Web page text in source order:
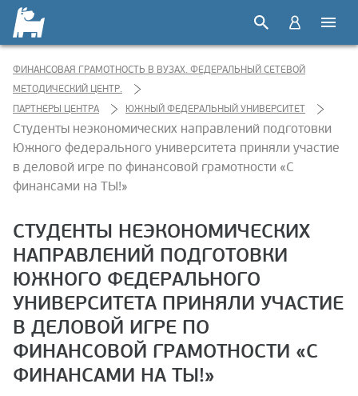
ФИНАНСОВАЯ ГРАМОТНОСТЬ В ВУЗАХ. ФЕДЕРАЛЬНЫЙ СЕТЕВОЙ
МЕТОДИЧЕСКИЙ ЦЕНТР.
ПАРТНЕРЫ ЦЕНТРА
ЮЖНЫЙ ФЕДЕРАЛЬНЫЙ УНИВЕРСИТЕТ
Студенты неэкономических направлений подготовки
Южного федерального университета приняли участие
в деловой игре по финансовой грамотности «С
финансами на ТЫ!»
СТУДЕНТЫ НЕЭКОНОМИЧЕСКИХ
НАПРАВЛЕНИЙ ПОДГОТОВКИ
ЮЖНОГО ФЕДЕРАЛЬНОГО
УНИВЕРСИТЕТА ПРИНЯЛИ УЧАСТИЕ
В ДЕЛОВОЙ ИГРЕ ПО
ФИНАНСОВОЙ ГРАМОТНОСТИ «С
ФИНАНСАМИ НА ТЫ!»